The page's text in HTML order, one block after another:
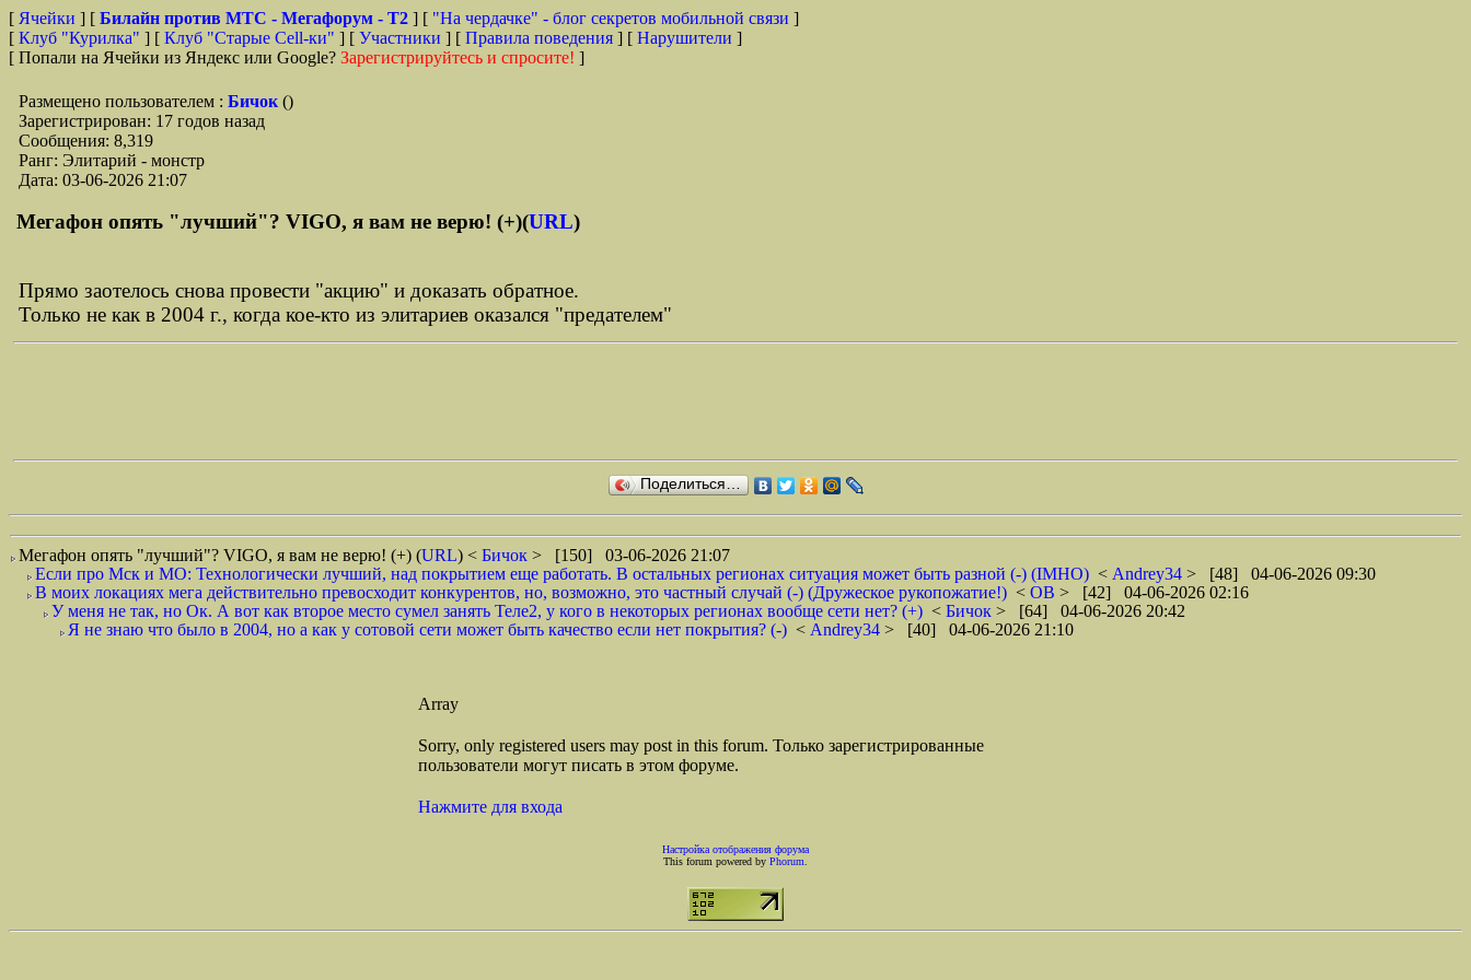
[ Ячейки ] [ Билайн против МТС - Мегафорум - T2 ] [ "На чердачке" - блог секретов мобильной связи ]
[ Клуб "Курилка" ] [ Клуб "Старые Сell-ки" ] [ Участники ] [ Правила поведения ] [ Нарушители ]
[ Попали на Ячейки из Яндекс или Google? Зарегистрируйтесь и спросите! ]
Размещено пользователем : Бичок ()
Зарегистрирован: 17 годов назад
Сообщения: 8,319
Ранг: Элитарий - монстр
Дата: 03-06-2026 21:07
Мегафон опять "лучший"? VIGO, я вам не верю! (+)(URL)
Прямо заотелось снова провести "акцию" и доказать обратное.
Только не как в 2004 г., когда кое-кто из элитариев оказался "предателем"
Поделиться…
Мегафон опять "лучший"? VIGO, я вам не верю! (+) (URL) < Бичок > [150] 03-06-2026 21:07
Если про Мск и МО: Технологически лучший, над покрытием еще работать. В остальных регионах ситуация может быть разной (-) (IMHO) < Andrey34 > [48] 04-06-2026 09:30
В моих локациях мега действительно превосходит конкурентов, но, возможно, это частный случай (-) (Дружеское рукопожатие!) < ОВ > [42] 04-06-2026 02:16
У меня не так, но Ок. А вот как второе место сумел занять Теле2, у кого в некоторых регионах вообще сети нет? (+) < Бичок > [64] 04-06-2026 20:42
Я не знаю что было в 2004, но а как у сотовой сети может быть качество если нет покрытия? (-) < Andrey34 > [40] 04-06-2026 21:10
Array
Sorry, only registered users may post in this forum. Только зарегистрированные
пользователи могут писать в этом форуме.
Нажмите для входа
Настройка отображения форума
This forum powered by Phorum